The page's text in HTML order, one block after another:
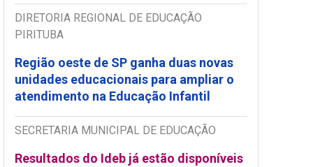
DIRETORIA REGIONAL DE EDUCAÇÃO
PIRITUBA
Região oeste de SP ganha duas novas
unidades educacionais para ampliar o
atendimento na Educação Infantil
SECRETARIA MUNICIPAL DE EDUCAÇÃO
Resultados do Ideb já estão disponíveis